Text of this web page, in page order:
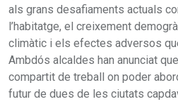
als grans desafiaments actuals
l’habitatge, el creixement
climàtic i els efectes adversos
Ambdós alcaldes han anunciat
compartit de treball on poder
futur de dues de les ciutats